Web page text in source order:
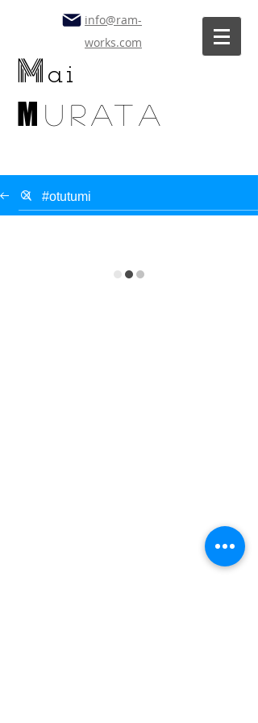
Mai
M uratA
info@ram-
works.com